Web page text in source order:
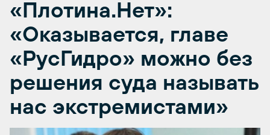
«Плотина.Нет»:
«Оказывается, главе
«РусГидро» можно без
решения суда называть
нас экстремистами»